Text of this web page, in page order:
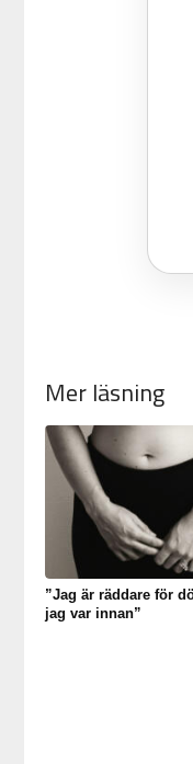
Mer läsning
”Jag är räddare för
jag var innan”